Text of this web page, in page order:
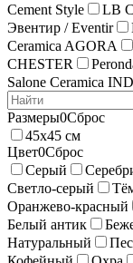
Cement Style
LB
Эвентир / Eventir
Ceramica AGORA
CHESTER
Salone Ceramica
Размеры0Сброс
45х45 см
Цвет0Сброс
Серый
Светло-серый
Оранжево-красный
Белый антик
Натуральный